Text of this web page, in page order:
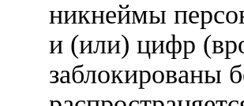
никнеймы
и (или) цифр
заблокированы